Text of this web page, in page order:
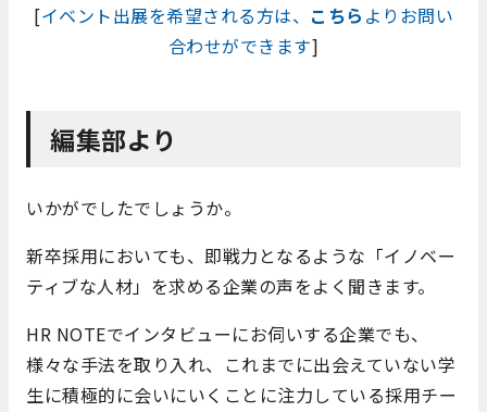
[イベント出展を希望される方は、 こちら よりお問い
合わせができます]
編集部より
いかがでしたでしょうか。
新卒採用においても、即戦力となるような「イノベー
ティブな人材」を求める企業の声をよく聞きます。
HR NOTEでインタビューにお伺いする企業でも、
様々な手法を取り入れ、これまでに出会えていない学
生に積極的に会いにいくことに注力している採用チー